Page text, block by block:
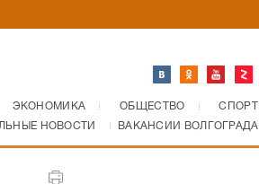
ЭКОНОМИКА ОБЩЕСТВО СПОРТ
НОВОСТИ ВАКАНСИИ ВОЛГОГРАДА